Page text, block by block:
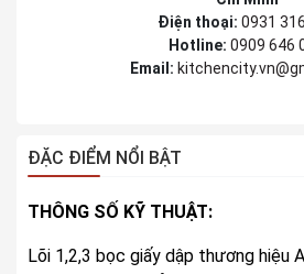
Điện thoại: 0931
Hotline: 0909 646
Email:
ĐẶC ĐIỂM NỔI BẬT
THÔNG SỐ KỸ THUẬT:
Lõi 1,2,3 bọc giấy dập thương hiệu